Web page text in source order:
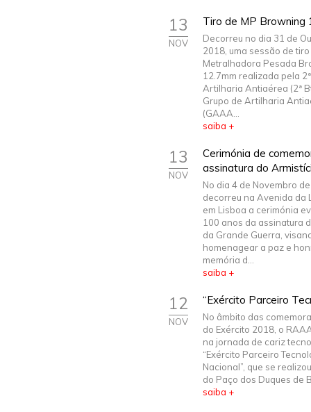
13
NOV
Tiro de MP Browning
Decorreu no dia 31 de
2018, uma sessão de
Metralhadora Pesada
12.7mm realizada pela
Artilharia Antiaérea (2ª
Grupo de Artilharia
(GAAA...
saiba +
13
NOV
Cerimónia de
assinatura do
No dia 4 de Novembro
decorreu na Avenida da
em Lisboa a cerimónia
100 anos da assinatura
da Grande Guerra,
homenagear a paz e
memória d...
saiba +
12
NOV
“Exército Parceiro
No âmbito das
do Exército 2018, o
na jornada de cariz
“Exército Parceiro
Nacional”, que se
do Paço dos Duques de
saiba +